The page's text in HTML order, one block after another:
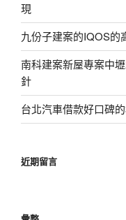
現
九份子建案的IQOS的
南科建案新屋專案中
針
台北汽車借款好口碑
近期留言